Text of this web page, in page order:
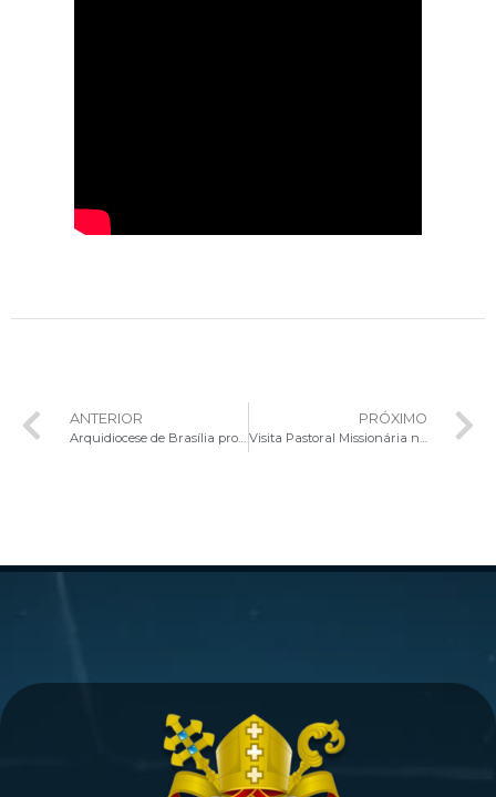
ANTERIOR
Arquidiocese de Brasília promove I Fórum Social Católico Permanente de 2024
PRÓXIMO
Visita Pastoral Missionária na Paróquia Santo Inácio de Loyola